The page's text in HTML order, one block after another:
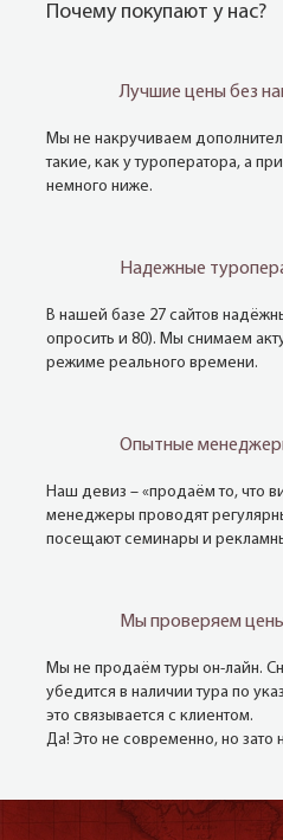
Почему покупают у нас?
Лучшие цены без
Мы не накручиваем
такие, как у туроператора, а
немного ниже.
Надежные
В нашей базе 27 сайтов
опросить и 80). Мы снимаем
режиме реального времени.
Опытные
Наш девиз – «продаём то, что
менеджеры проводят
посещают семинары и
Мы проверяем
Мы не продаём туры он-лайн.
убедится в наличии тура по
это связывается с клиентом.
Да! Это не современно, но зато